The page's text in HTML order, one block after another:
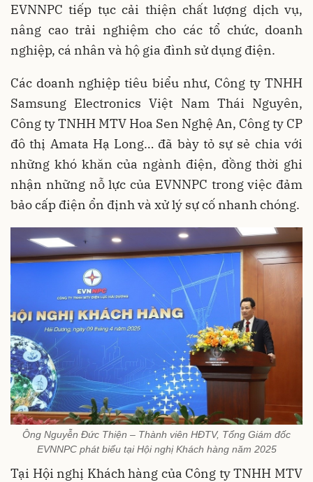
EVNNPC tiếp tục cải thiện chất lượng dịch vụ,
nâng cao trải nghiệm cho các tổ chức, doanh
nghiệp, cá nhân và hộ gia đình sử dụng điện.
Các doanh nghiệp tiêu biểu như, Công ty TNHH
Samsung Electronics Việt Nam Thái Nguyên,
Công ty TNHH MTV Hoa Sen Nghệ An, Công ty CP
đô thị Amata Hạ Long… đã bày tỏ sự sẻ chia với
những khó khăn của ngành điện, đồng thời ghi
nhận những nỗ lực của EVNNPC trong việc đảm
bảo cấp điện ổn định và xử lý sự cố nhanh chóng.
Ông Nguyễn Đức Thiện – Thành viên HĐTV, Tổng Giám đốc
EVNNPC phát biểu tại Hội nghị Khách hàng năm 2025
Tại Hội nghị Khách hàng của Công ty TNHH MTV